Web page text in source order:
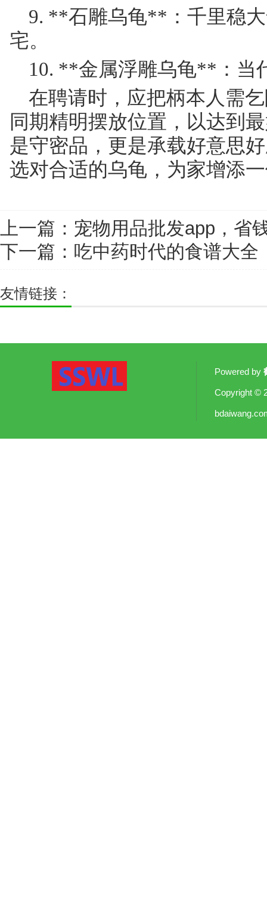
9. **石雕乌龟**：千里稳
宅。
10. **金属浮雕乌龟**：当
在聘请时，应把柄本人需
同期精明摆放位置，以达到
是守密品，更是承载好意思
选对合适的乌龟，为家增添
上一篇： 宠物用品批发app，省
下一篇： 吃中药时代的食谱大全
友情链接：
Powered by
Copyright ©